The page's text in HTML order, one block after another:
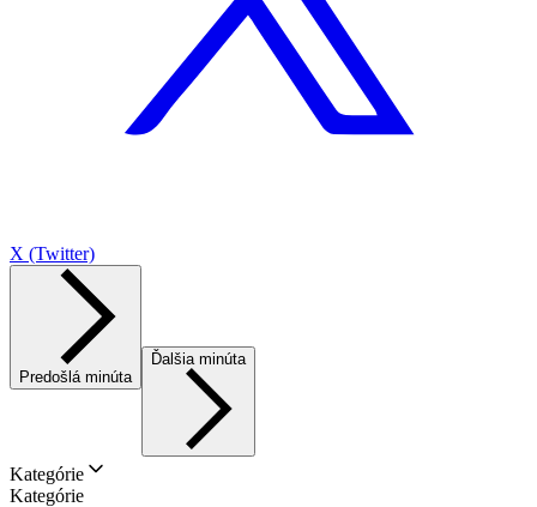
X (Twitter)
Predošlá minúta
Ďalšia minúta
Kategórie
Kategórie